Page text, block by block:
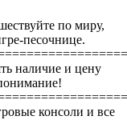
по миру,
песочнице.
наличие и цену
консоли и все